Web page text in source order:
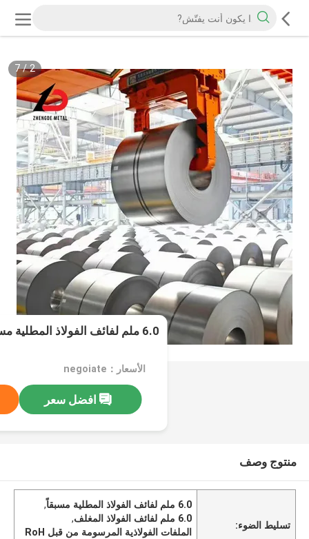
2
/
7
6.0 ملم لفائف الفولاذ المطلية مسبقاً
الأسعار：negoiate
افضل سعر
منتوج وصف
تسليط الضوء:
6.0 ملم لفائف الفولاذ المطلية مسبقاً
,
6.0 ملم لفائف الفولاذ المغلف
,
الملفات الفولاذية المرسومة من قبل RoH